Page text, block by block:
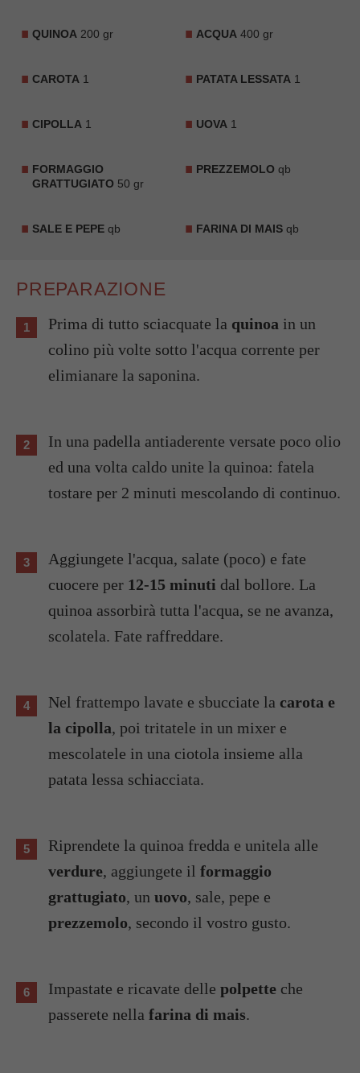
QUINOA 200 gr ACQUA 400 gr
CAROTA 1 PATATA LESSATA 1
CIPOLLA 1 UOVA 1
FORMAGGIO
GRATTUGIATO 50 gr
PREZZEMOLO qb
SALE E PEPE qb FARINA DI MAIS qb
PREPARAZIONE
Prima di tutto sciacquate la quinoa in un
colino più volte sotto l'acqua corrente per
elimianare la saponina.
In una padella antiaderente versate poco olio
ed una volta caldo unite la quinoa: fatela
tostare per 2 minuti mescolando di continuo.
Aggiungete l'acqua, salate (poco) e fate
cuocere per 12-15 minuti dal bollore. La
quinoa assorbirà tutta l'acqua, se ne avanza,
scolatela. Fate raffreddare.
Nel frattempo lavate e sbucciate la carota e
la cipolla, poi tritatele in un mixer e
mescolatele in una ciotola insieme alla
patata lessa schiacciata.
Riprendete la quinoa fredda e unitela alle
verdure, aggiungete il formaggio
grattugiato, un uovo, sale, pepe e
prezzemolo, secondo il vostro gusto.
Impastate e ricavate delle polpette che
passerete nella farina di mais.